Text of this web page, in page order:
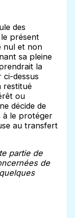
des
présent
nul et non
sa pleine
la
ci-dessus
restitué
ou
décide de
à le protéger
au transfert
partie de
de